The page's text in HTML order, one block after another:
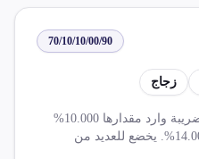
واتفاقية دول الافتا، واتفاقية الشراكة الأوروبية (الملحق 2، 3، 4)،
70/10/10/00/90
زجاج
يخص أنابيب أمبولات من زجاج بضريبة وارد مقدارها 10.000%
وضريبة قيمة مضافاة مقدارها 14.000%. يخضع للعديد من